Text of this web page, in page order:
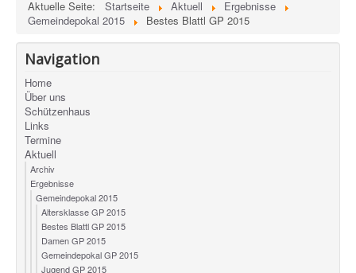
Aktuelle Seite: Startseite Aktuell
Ergebnisse
Gemeindepokal 2015
Bestes Blattl GP 2015
Navigation
Home
Über uns
Schützenhaus
Links
Termine
Aktuell
Archiv
Ergebnisse
Gemeindepokal 2015
Altersklasse GP 2015
Bestes Blattl GP 2015
Damen GP 2015
Gemeindepokal GP 2015
Jugend GP 2015